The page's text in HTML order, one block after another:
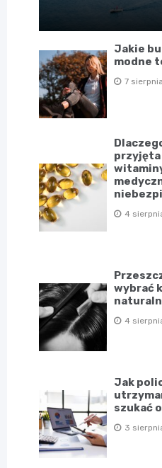
Jakie
modne
7
przyjęta
4
wybrać
4
Jak
szukać
3